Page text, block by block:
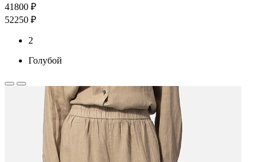
41800 ₽
52250 ₽
2
Голубой